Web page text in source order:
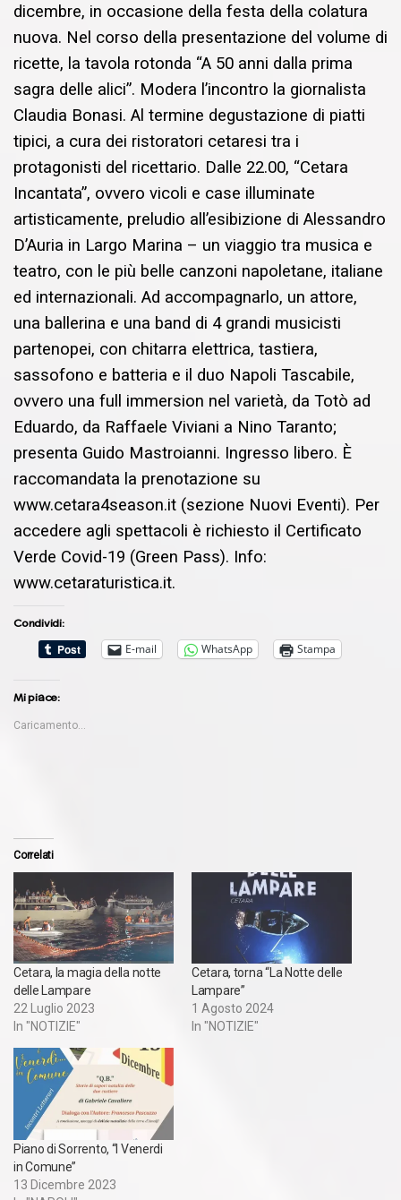
dicembre, in occasione della festa della colatura
nuova. Nel corso della presentazione del volume di
ricette, la tavola rotonda “A 50 anni dalla prima
sagra delle alici”. Modera l’incontro la giornalista
Claudia Bonasi. Al termine degustazione di piatti
tipici, a cura dei ristoratori cetaresi tra i
protagonisti del ricettario. Dalle 22.00, “Cetara
Incantata”, ovvero vicoli e case illuminate
artisticamente, preludio all’esibizione di Alessandro
D’Auria in Largo Marina – un viaggio tra musica e
teatro, con le più belle canzoni napoletane, italiane
ed internazionali. Ad accompagnarlo, un attore,
una ballerina e una band di 4 grandi musicisti
partenopei, con chitarra elettrica, tastiera,
sassofono e batteria e il duo Napoli Tascabile,
ovvero una full immersion nel varietà, da Totò ad
Eduardo, da Raffaele Viviani a Nino Taranto;
presenta Guido Mastroianni. Ingresso libero. È
raccomandata la prenotazione su
www.cetara4season.it (sezione Nuovi Eventi). Per
accedere agli spettacoli è richiesto il Certificato
Verde Covid-19 (Green Pass). Info:
www.cetaraturistica.it.
Condividi:
E-mail
WhatsApp Stampa
Mi piace:
Caricamento...
Correlati
Cetara, la magia della notte
delle Lampare
22 Luglio 2023
In "NOTIZIE"
Cetara, torna “La Notte delle
Lampare”
1 Agosto 2024
In "NOTIZIE"
Piano di Sorrento, “I Venerdi
in Comune”
13 Dicembre 2023